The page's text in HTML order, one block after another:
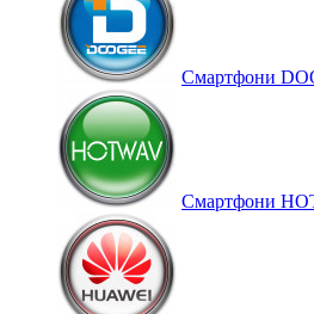
Смартфони
Смартфони